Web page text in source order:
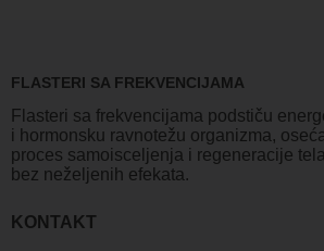
FLASTERI SA FREKVENCIJAMA
Flasteri sa frekvencijama podstiču
i hormonsku ravnotežu organizma,
proces samoisceljenja i regeneracije
bez neželjenih efekata.
KONTAKT